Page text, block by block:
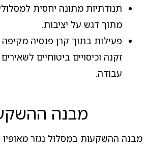
תנודתיות מתונה יחסית
מתוך דגש על יציבות.
פעילות בתוך קרן פנסיה
זקנה וכיסויים ביטוחיים
עבודה.
מבנה
מבנה ההשקעות במסלול נגזר